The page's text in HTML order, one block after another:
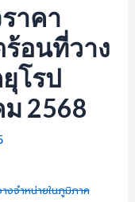
าคา
อนที่วาง
โรป
2568
งจำหน่ายในภูมิภาค